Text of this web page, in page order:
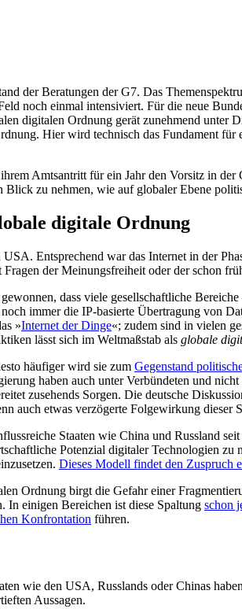
der Beratungen der G7. Das
noch einmal intensiviert. Für die neue
digitalen Ordnung gerät zunehmend
Hier wird technisch das Fundament
Amtsantritt für ein Jahr den Vorsitz in
Blick zu nehmen, wie auf glo­baler Ebene
digitale Ordnung
Entsprechend war das Internet in der
der Meinungsfreiheit oder der schon
dass viele gesellschaftliche
immer die IP-basierte Übertragung von
»Internet der Dinge«; zudem sind in vielen
lässt sich im Weltmaßstab als globale
häufiger wird sie zum Gegenstand
haben auch unter Verbündeten und
zusehends Sorgen. Die deutsche
auch etwas verzögerte Folgewirkung dieser
Staaten wie China und Russland
Potenzial digi­taler Technologien
Dieses Modell fin­det den Zuspruch
Ordnung birgt die Gefahr einer
In einigen Bereichen ist diese Spaltung schon
Konfrontation führen.
wie den USA, Russ­lands oder Chinas
Aussagen.